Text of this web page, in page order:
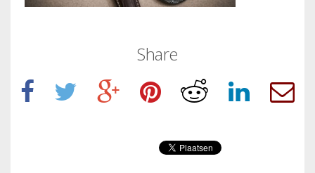
Share